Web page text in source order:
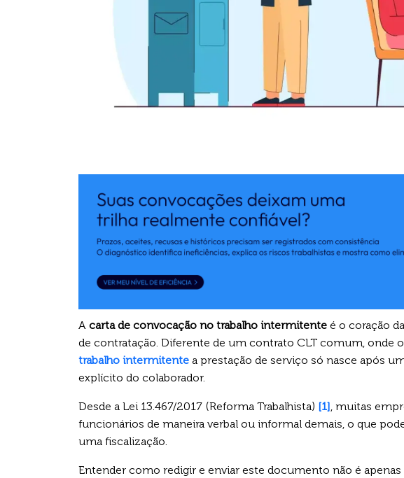
A carta de convocação no trabalho intermitente é o coração
de contratação. Diferente de um contrato CLT comum, onde
trabalho intermitente a prestação de serviço só nasce após
explícito do colaborador.
Desde a Lei 13.467/2017 (Reforma Trabalhista) [1] , muitas
funcionários de maneira verbal ou informal demais, o que
uma fiscalização.
Entender como redigir e enviar este documento não é